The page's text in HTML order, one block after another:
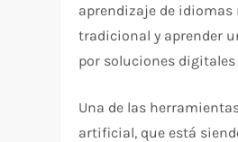
aprendizaje de idiomas
tradicional y aprender
por soluciones
Una de las
artificial, que está